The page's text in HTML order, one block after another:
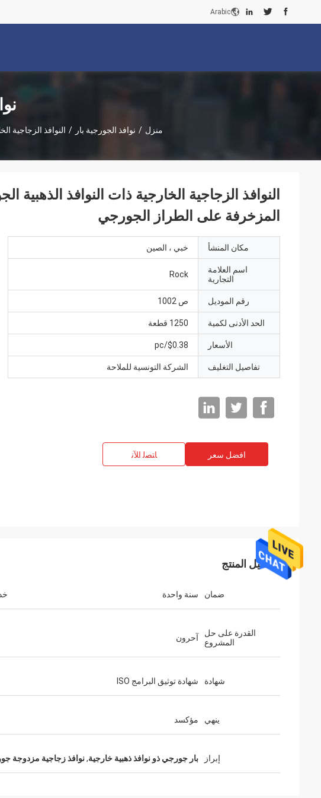
Arabic
منزل / نوافذ الجورجية بار / النوافذ الزجاجية
النوافذ الزجاجية الخارجية ذات النوافذ الذهبية
المزخرفة على الطراز الجورجي
مكان المنشأ خبي ، الصين
اسم العلامة
التجارية
Rock
رقم الموديل ص 1002
الحد الأدنى لكمية 1250 قطعة
الأسعار $0.38/pc
تفاصيل التغليف الشركة التونسية للملاحة
افضل سعر ﺎﺘﺼﻟ ﺍﻶﻧ
تفاصيل المنتج
ضمان سنة واحدة
القدرة على حل
المشروع
آحرون
شهادة شهادة توثيق البرامج ISO
ينهي مؤكسد
إبراز بار جورجي ذو نوافذ ذهبية خارجية,نوافذ زجاجية مزدوجة